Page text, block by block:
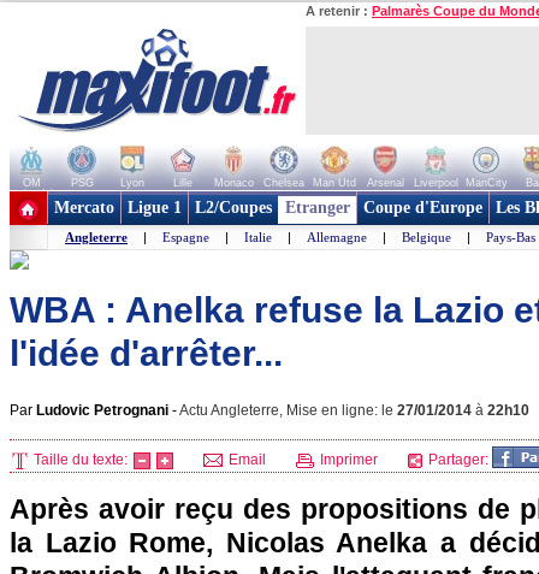
A retenir : Palmarès Coupe du
OM PSG Lyon Lille Monaco Chelsea Man Utd Arsenal Liverpool ManCity
+ de clubs
Mercato Ligue 1 L2/Coupes Etranger Coupe d'Europe Les
Angleterre | Espagne | Italie | Allemagne | Belgique | Pays-Bas
WBA : Anelka refuse la Lazio
l'idée d'arrêter...
Par Ludovic Petrognani -Actu Angleterre, Mise en ligne: le 27/01/2014 à 22h10
Taille du texte: Email Imprimer Partager:
Après avoir reçu des propositions de
la Lazio Rome, Nicolas Anelka a